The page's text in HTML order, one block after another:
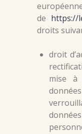
de https://
droits
droit
mise à